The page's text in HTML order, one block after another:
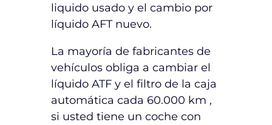
liquido usado y el cambio por
líquido AFT nuevo.
La mayoría de fabricantes de
vehículos obliga a cambiar el
líquido ATF y el filtro de la caja
automática cada 60.000 km ,
si usted tiene un coche con